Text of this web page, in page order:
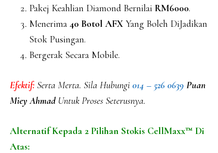
Pakej Keahlian Diamond Bernilai RM6000.
Menerima 40 Botol AFX Yang Boleh DiJadikan
Stok Pusingan.
Bergerak Secara Mobile.
Efektif: Serta Merta. Sila Hubungi 014 – 526 0639 Puan
Miey AhmadUntuk Proses Seterusnya.
Alternatif Kepada 2 Pilihan Stokis CellMaxx™ Di
Atas: